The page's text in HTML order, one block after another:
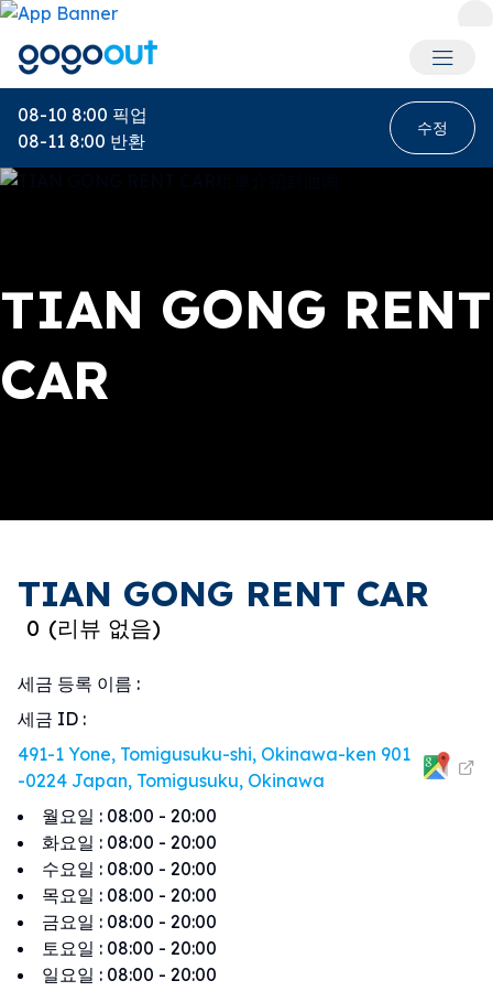
회원 메
08-10 8:00 픽업
08-11 8:00 반환
수정
TIAN GONG RENT
CAR
TIAN GONG RENT CAR
0 (리뷰 없음)
세금 등록 이름 :
세금 ID :
491-1 Yone, Tomigusuku-shi, Okinawa-ken 901
-0224 Japan, Tomigusuku, Okinawa
월요일 : 08:00 - 20:00
화요일 : 08:00 - 20:00
수요일 : 08:00 - 20:00
목요일 : 08:00 - 20:00
금요일 : 08:00 - 20:00
토요일 : 08:00 - 20:00
일요일 : 08:00 - 20:00